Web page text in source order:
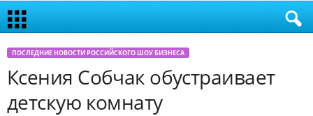
ПОСЛЕДНИЕ НОВОСТИ РОССИЙСКОГО ШОУ БИЗНЕСА
Ксения Собчак обустраивает
детскую комнату